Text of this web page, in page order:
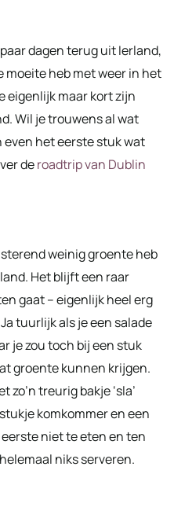
dagen terug uit Ierland,
moeite heb met weer in het
eigenlijk maar kort zijn
Wil je trouwens al wat
even het eerste stuk wat
deroadtrip van Dublin
weinig groente heb
Het blijft een raar
gaat – eigenlijk heel erg
tuurlijk als je een salade
je zou toch bij een stuk
groente kunnen krijgen.
treurig bakje ‘sla’
komkommer en een
niet te eten en ten
niks serveren.